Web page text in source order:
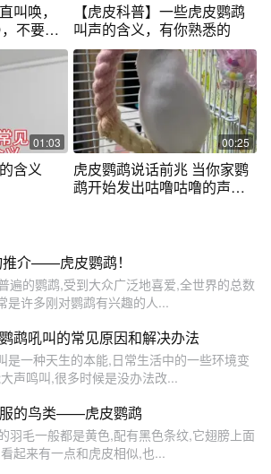
叫唤，
不要介
【虎皮科普】一些虎皮鹦鹉
叫声的含义，有你熟悉的
01:03
含义
00:25
虎皮鹦鹉说话前兆 当你家鹦
鹉开始发出咕噜咕噜的声音
鹦鹉萌萌哒逗鹦鹉 #手养鸟 #
养鹦鹉日记 #我家小鸟逗人爱
推介——虎皮鹦鹉！
遍的鹦鹉,受到大众广泛地喜爱,全世界的总数
是许多刚对鹦鹉有兴趣的人...
鹉吼叫的常见原因和解决办法
是一种天生的本能,日常生活中的一些环境变
声鸣叫,很多时候是没办法改...
的鸟类——虎皮鹦鹉
羽毛一般都是黄色,配有黑色条纹,它翅膀上面
起来有一点和虎皮相似,也...